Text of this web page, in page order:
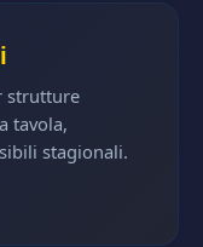
strutture
tavola,
stagionali.